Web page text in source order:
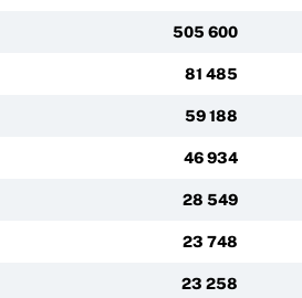
505 600
81 485
59 188
46 934
28 549
23 748
23 258